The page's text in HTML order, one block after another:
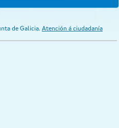
de Galicia. Atención á ciudadanía